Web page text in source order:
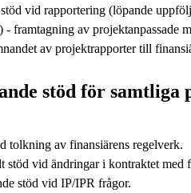
vid rapportering (löpande
- framtagning av projektanpassade
av projektrapporter till
stöd för samtliga
tolkning av finansiärens regelverk.
stöd vid ändringar i kontraktet med
stöd vid IP/IPR frågor.